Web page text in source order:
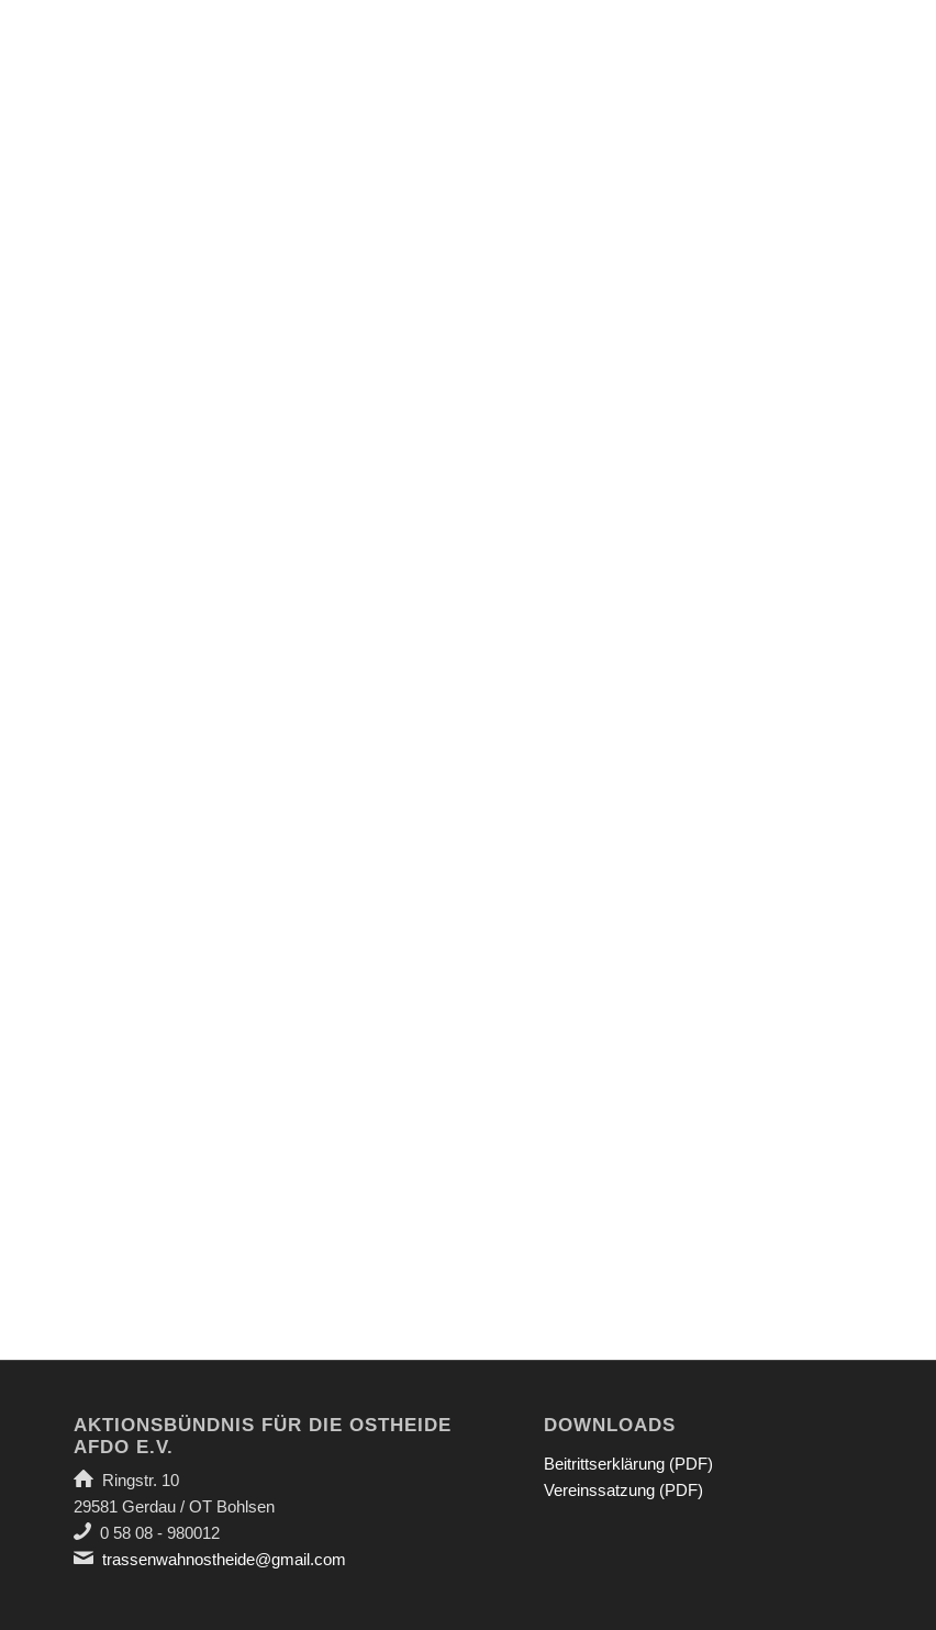
AKTIONSBÜNDNIS FÜR DIE OSTHEIDE
AFDO E.V.
Ringstr. 10
29581 Gerdau / OT Bohlsen
0 58 08 - 980012
trassenwahnostheide@gmail.com
DOWNLOADS
Beitrittserklärung (PDF)
Vereinssatzung (PDF)